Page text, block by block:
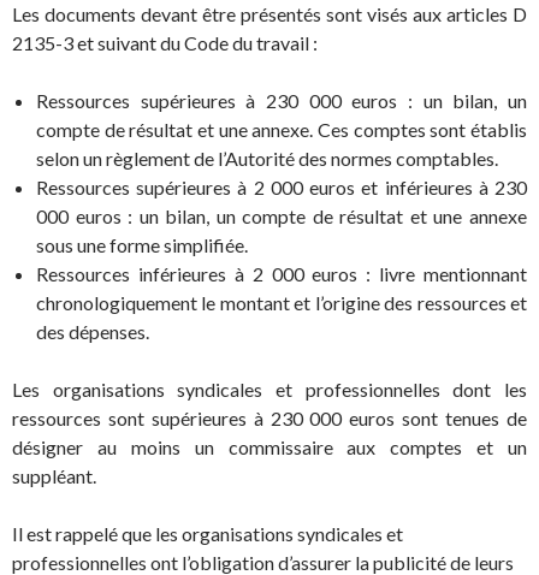
Les documents devant être présentés sont visés aux articles D
2135-3 et suivant du Code du travail :
Ressources supérieures à 230 000 euros : un bilan, un
compte de résultat et une annexe. Ces comptes sont établis
selon un règlement de l’Autorité des normes comptables.
Ressources supérieures à 2 000 euros et inférieures à 230
000 euros : un bilan, un compte de résultat et une annexe
sous une forme simplifiée.
Ressources inférieures à 2 000 euros : livre mentionnant
chronologiquement le montant et l’origine des ressources et
des dépenses.
Les organisations syndicales et professionnelles dont les
ressources sont supérieures à 230 000 euros sont tenues de
désigner au moins un commissaire aux comptes et un
suppléant.
Il est rappelé que les organisations syndicales et
professionnelles ont l’obligation d’assurer la publicité de leurs